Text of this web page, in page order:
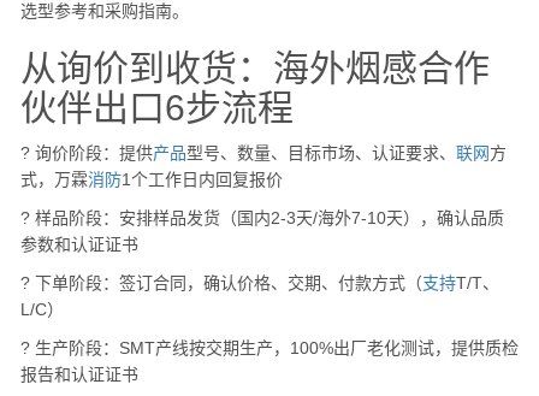
选型参考和采购指南。
从询价到收货：海外烟感合作
伙伴出口6步流程
? 询价阶段：提供产品型号、数量、目标市场、认证要求、 联网方
式，万霖消防1个工作日内回复报价
? 样品阶段：安排样品发货（国内2-3天/海外7-10天），确认品质
参数和认证证书
? 下单阶段：签订合同，确认价格、交期、付款方式（支持T/T、
L/C）
? 生产阶段：SMT产线按交期生产，100%出厂老化测试，提供质检
报告和认证证书